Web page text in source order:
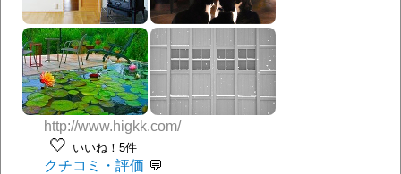
http://www.higkk.com/
🤍 いいね！5件
クチコミ・評価